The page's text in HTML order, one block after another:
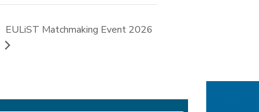
EULiST Matchmaking Event 2026